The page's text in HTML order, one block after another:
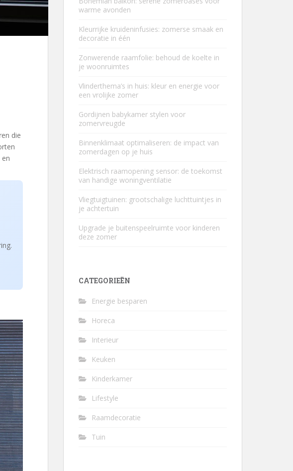
die
warme avonden
Kleurrijke kruideninfusies: zomerse smaak en
decoratie in één
Zonwerende raamfolie: behoud de koelte in
je woonruimtes
Vlinderthema’s in huis: kleur en energie voor
een vrolijke zomer
Gordijnen babykamer stylen voor
zomervreugde
Binnenklimaat optimaliseren: de impact van
zomerdagen op je huis
Elektrisch raamopening sensor: de toekomst
van handige woningventilatie
Vliegtuigtuinen: grootschalige luchttuintjes in
je achtertuin
Upgrade je buitenspeelruimte voor kinderen
deze zomer
CATEGORIEËN
Energie besparen
Horeca
Interieur
Keuken
Kinderkamer
Lifestyle
Raamdecoratie
Tuin